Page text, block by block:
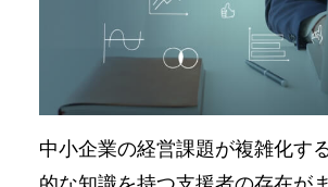
中小企業の経営課題が複雑化す